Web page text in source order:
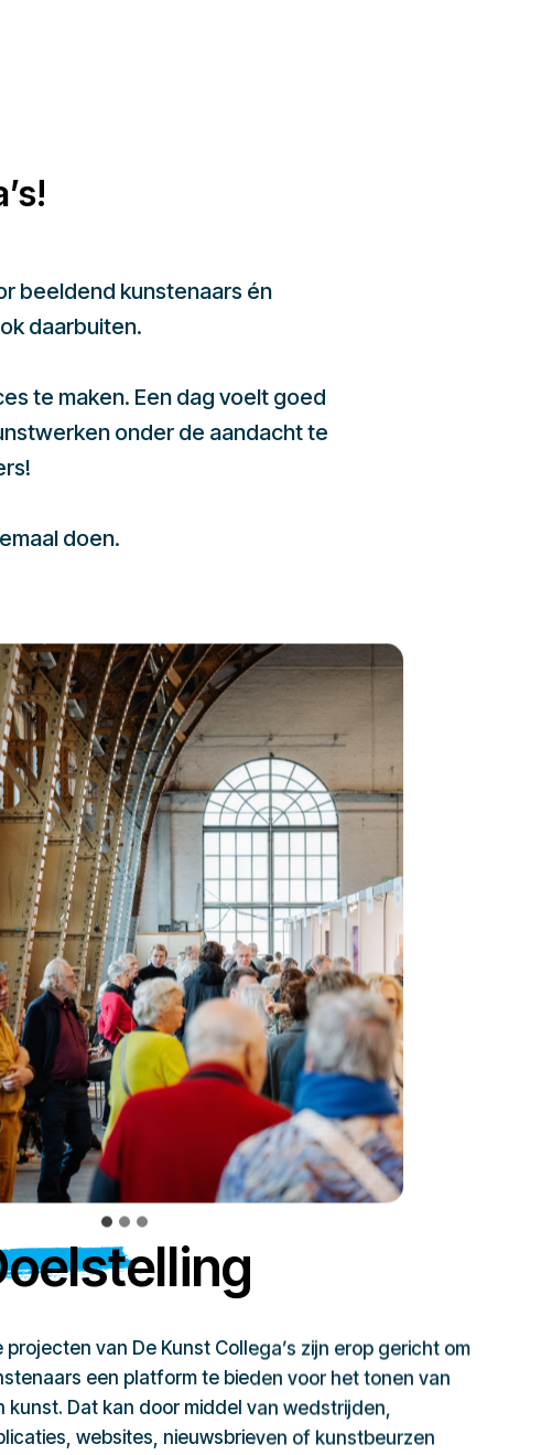
beeldend kunstenaars én
daarbuiten.
te maken. Een dag voelt goed
onder de aandacht te
doen.
projecten van De Kunst Collega’s zijn erop gericht om
een platform te bieden voor het tonen van
kunst. Dat kan door middel van wedstrijden,
websites, nieuwsbrieven of kunstbeurzen